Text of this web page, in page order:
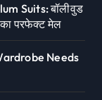
Suits: बॉलीवुड
परफेक्ट मेल
Needs